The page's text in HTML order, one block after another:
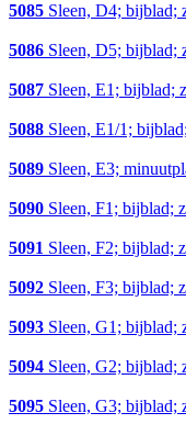
5085 Sleen, D4; bijblad;
5086 Sleen, D5; bijblad;
5087 Sleen, E1; bijblad;
5088 Sleen, E1/1;
5089 Sleen, E3;
5090 Sleen, F1; bijblad;
5091 Sleen, F2; bijblad;
5092 Sleen, F3; bijblad;
5093 Sleen, G1; bijblad;
5094 Sleen, G2; bijblad;
5095 Sleen, G3; bijblad;